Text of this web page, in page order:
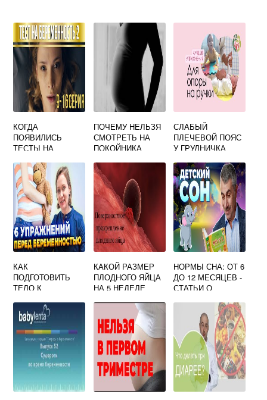
КОГДА
ПОЯВИЛИСЬ
ТЕСТЫ НА
ПОЧЕМУ НЕЛЬЗЯ
СМОТРЕТЬ НА
ПОКОЙНИКА
СЛАБЫЙ
ПЛЕЧЕВОЙ ПОЯС
У ГРУДНИЧКА
КАК
ПОДГОТОВИТЬ
ТЕЛО К
КАКОЙ РАЗМЕР
ПЛОДНОГО ЯЙЦА
НА 5 НЕДЕЛЕ
НОРМЫ СНА: ОТ 6
ДО 12 МЕСЯЦЕВ -
СТАТЬИ О